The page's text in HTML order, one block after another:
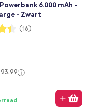
6.000 mAh -
- Zwart
(16)